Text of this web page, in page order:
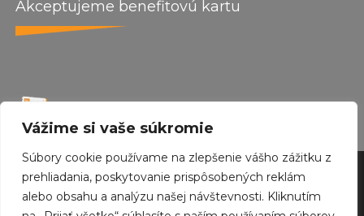
Vážime si vaše súkromie
Súbory cookie používame na zlepšenie vášho zážitku z
prehliadania, poskytovanie prispôsobených reklám
alebo obsahu a analýzu našej návštevnosti. Kliknutím
Akceptujeme benefitovú kartu
by wepo web design 2024
Created withEnvo RoyalWordPress theme